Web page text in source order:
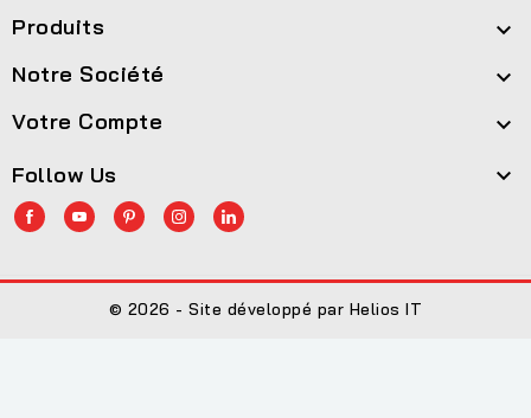
Produits 
Notre Société 
Votre Compte 
Follow Us 
© 2026 - Site développé par Helios IT